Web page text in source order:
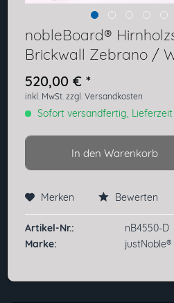
nobleBoard®
Brickwall Zebrano /
520,00 € *
inkl. MwSt. zzgl. Versandkosten
Sofort versandfertig,
In den Warenkorb
Preis anfragen
Merken Bewerten
Artikel-Nr.:
nB4550-D
Marke:
justNoble®